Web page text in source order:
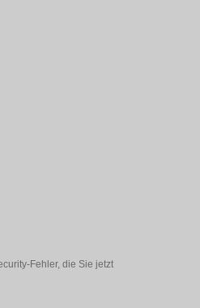
Fehler, die Sie jetzt